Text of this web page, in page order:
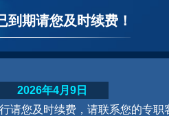
到期请您及时续费！
请您及时续费，请联系您的专职
2026年4月9日